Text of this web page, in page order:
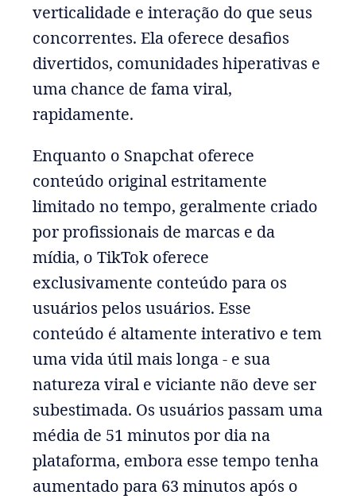
verticalidade e interação do que seus
concorrentes. Ela oferece desafios
divertidos, comunidades hiperativas e
uma chance de fama viral,
rapidamente.
Enquanto o Snapchat oferece
conteúdo original estritamente
limitado no tempo, geralmente criado
por profissionais de marcas e da
mídia, o TikTok oferece
exclusivamente conteúdo para os
usuários pelos usuários. Esse
conteúdo é altamente interativo e tem
uma vida útil mais longa - e sua
natureza viral e viciante não deve ser
subestimada. Os usuários passam uma
média de 51 minutos por dia na
plataforma, embora esse tempo tenha
aumentado para 63 minutos após o